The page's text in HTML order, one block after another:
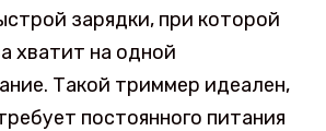
зарядки, при которой
хватит на одной
Такой триммер идеален,
постоянного питания